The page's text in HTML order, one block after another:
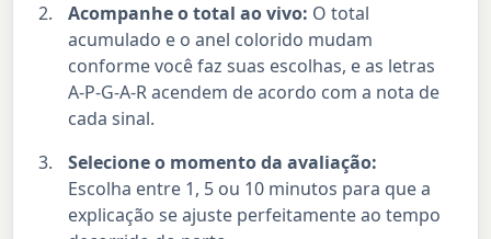
Acompanhe o total ao vivo: O total
acumulado e o anel colorido mudam
conforme você faz suas escolhas, e as letras
A-P-G-A-R acendem de acordo com a nota de
cada sinal.
Selecione o momento da avaliação:
Escolha entre 1, 5 ou 10 minutos para que a
explicação se ajuste perfeitamente ao tempo